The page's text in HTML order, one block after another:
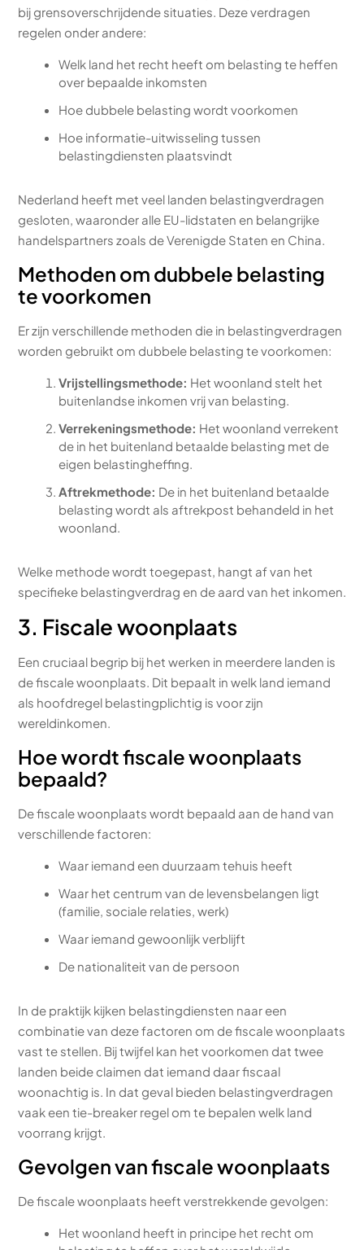
bij grensoverschrijdende situaties. Deze verdragen
regelen onder andere:
Welk land het recht heeft om belasting te heffen
over bepaalde inkomsten
Hoe dubbele belasting wordt voorkomen
Hoe informatie-uitwisseling tussen
belastingdiensten plaatsvindt
Nederland heeft met veel landen belastingverdragen
gesloten, waaronder alle EU-lidstaten en belangrijke
handelspartners zoals de Verenigde Staten en China.
Methoden om dubbele belasting
te voorkomen
Er zijn verschillende methoden die in belastingverdragen
worden gebruikt om dubbele belasting te voorkomen:
Vrijstellingsmethode: Het woonland stelt het
buitenlandse inkomen vrij van belasting.
Verrekeningsmethode: Het woonland verrekent
de in het buitenland betaalde belasting met de
eigen belastingheffing.
Aftrekmethode: De in het buitenland betaalde
belasting wordt als aftrekpost behandeld in het
woonland.
Welke methode wordt toegepast, hangt af van het
specifieke belastingverdrag en de aard van het inkomen.
3. Fiscale woonplaats
Een cruciaal begrip bij het werken in meerdere landen is
de fiscale woonplaats. Dit bepaalt in welk land iemand
als hoofdregel belastingplichtig is voor zijn
wereldinkomen.
Hoe wordt fiscale woonplaats
bepaald?
De fiscale woonplaats wordt bepaald aan de hand van
verschillende factoren:
Waar iemand een duurzaam tehuis heeft
Waar het centrum van de levensbelangen ligt
(familie, sociale relaties, werk)
Waar iemand gewoonlijk verblijft
De nationaliteit van de persoon
In de praktijk kijken belastingdiensten naar een
combinatie van deze factoren om de fiscale woonplaats
vast te stellen. Bij twijfel kan het voorkomen dat twee
landen beide claimen dat iemand daar fiscaal
woonachtig is. In dat geval bieden belastingverdragen
vaak een tie-breaker regel om te bepalen welk land
voorrang krijgt.
Gevolgen van fiscale woonplaats
De fiscale woonplaats heeft verstrekkende gevolgen:
Het woonland heeft in principe het recht om